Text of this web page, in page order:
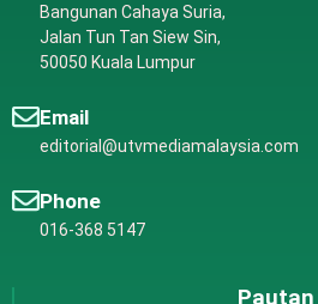
Bangunan Cahaya Suria,
Jalan Tun Tan Siew Sin,
50050 Kuala Lumpur
Email
editorial@utvmediamalaysia.com
Phone
016-368 5147
Pautan